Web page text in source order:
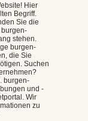
Hier
Begriff.
Sie die
stehen.
burgen-
die Sie
Suchen
burgen-
und -
Wir
zu